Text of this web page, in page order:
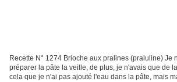
Recette N° 1274 Brioche aux pralines (praluline) Je
préparer la pâte la veille, de plus, je n'avais que de
cela que je n'ai pas ajouté l'eau dans la pâte, mais